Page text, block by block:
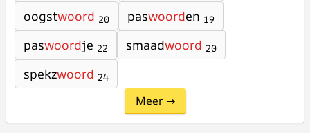
oogstwoord 20 paswoorden 19
paswoordje 22 smaadwoord 20
spekzwoord 24
Meer →